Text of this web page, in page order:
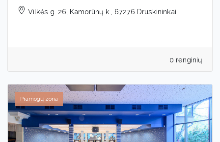
Vilkės g. 26, Kamorūnų k., 67276 Druskininkai
0 renginių
Pramogų zona